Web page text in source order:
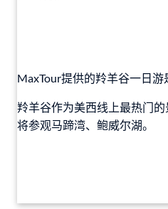
MaxTour提供的羚羊谷一日
羚羊谷作为美西线上最热门
将参观马蹄湾、鲍威尔湖。